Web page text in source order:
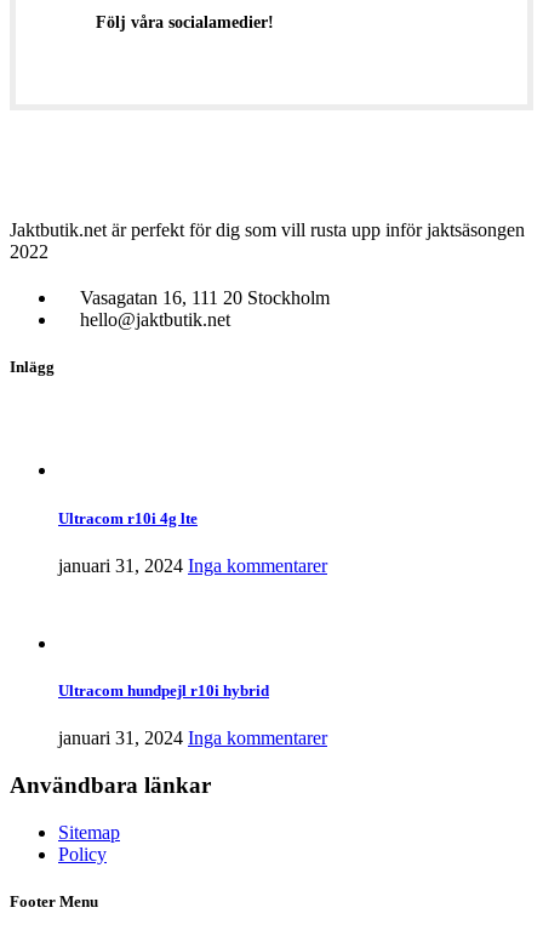
Följ våra socialamedier!
Jaktbutik.net är perfekt för dig som vill rusta upp inför jaktsäsongen
2022
Vasagatan 16, 111 20 Stockholm
hello@jaktbutik.net
Inlägg
Ultracom r10i 4g lte
januari 31, 2024 Inga kommentarer
Ultracom hundpejl r10i hybrid
januari 31, 2024 Inga kommentarer
Användbara länkar
Sitemap
Policy
Footer Menu